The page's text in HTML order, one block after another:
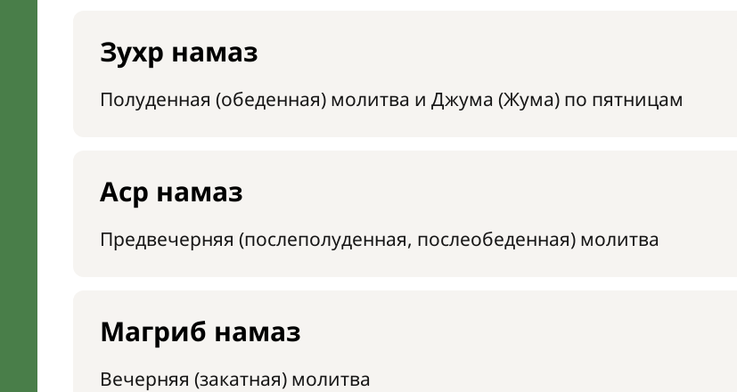
Зухр намаз
Полуденная (обеденная) молитва и Джума (Жума) по пятницам
Аср намаз
Предвечерняя (послеполуденная, послеобеденная) молитва
Магриб намаз
Вечерняя (закатная) молитва